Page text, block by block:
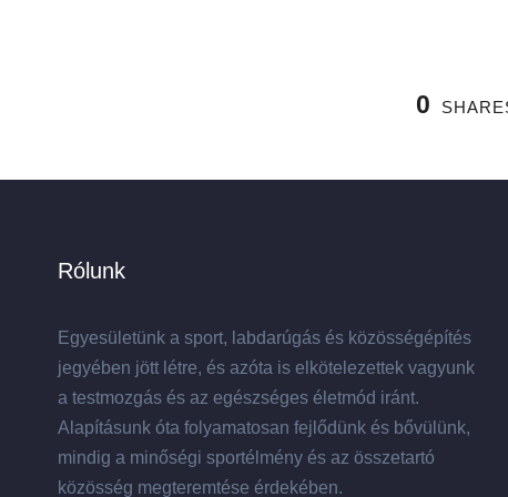
0
Rólunk
Egyesületünk a sport, labdarúgás és közösségépítés
jegyében jött létre, és azóta is elkötelezettek vagyunk
a testmozgás és az egészséges életmód iránt.
Alapításunk óta folyamatosan fejlődünk és bővülünk,
mindig a minőségi sportélmény és az összetartó
közösség megteremtése érdekében.